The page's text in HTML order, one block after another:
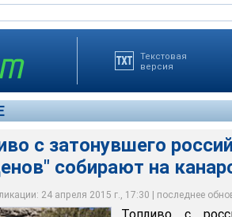
Текстовая
версия
с затонувшего
собирают на
24 апреля 2015 г., 17:30 | последнее
с затонувшего российского траулера
пляжах
на "Олеге Найденове" произошел 11
Лас-Пальмас на Канарских островах.
власти испанского порта отбуксировали
день на трех пляжах Гран-
углеводородов